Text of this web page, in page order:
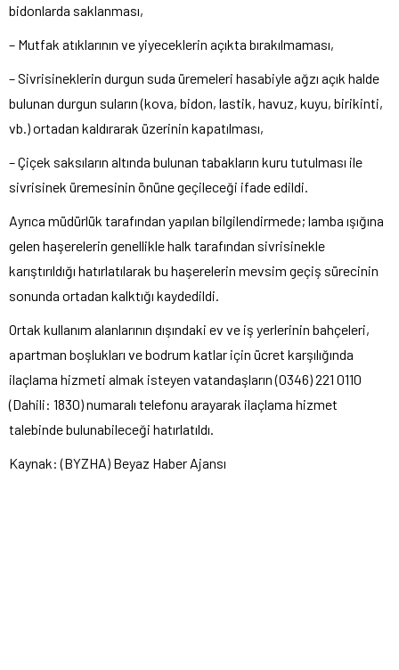
bidonlarda saklanması,
– Mutfak atıklarının ve yiyeceklerin açıkta bırakılmaması,
– Sivrisineklerin durgun suda üremeleri hasabiyle ağzı açık halde
bulunan durgun suların (kova, bidon, lastik, havuz, kuyu, birikinti,
vb.) ortadan kaldırarak üzerinin kapatılması,
– Çiçek saksıların altında bulunan tabakların kuru tutulması ile
sivrisinek üremesinin önüne geçileceği ifade edildi.
Ayrıca müdürlük tarafından yapılan bilgilendirmede; lamba ışığına
gelen haşerelerin genellikle halk tarafından sivrisinekle
karıştırıldığı hatırlatılarak bu haşerelerin mevsim geçiş sürecinin
sonunda ortadan kalktığı kaydedildi.
Ortak kullanım alanlarının dışındaki ev ve iş yerlerinin bahçeleri,
apartman boşlukları ve bodrum katlar için ücret karşılığında
ilaçlama hizmeti almak isteyen vatandaşların (0346) 221 0110
(Dahili: 1830) numaralı telefonu arayarak ilaçlama hizmet
talebinde bulunabileceği hatırlatıldı.
Kaynak: (BYZHA) Beyaz Haber Ajansı